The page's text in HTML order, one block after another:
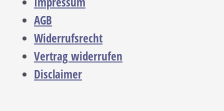
AGB
Widerrufsrecht
Vertrag widerrufen
Disclaimer